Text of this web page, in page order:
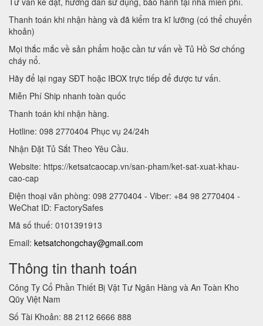
Thanh toán khi nhận hàng và đã kiểm tra kĩ lưỡng (có thể chuyển
khoản)
Mọi thắc mắc về sản phẩm hoặc cần tư vấn về Tủ Hồ Sơ chống
cháy nổ.
Hãy để lại ngay SĐT hoặc IBOX trực tiếp để được tư vấn.
Miễn Phí Ship nhanh toàn quốc
Thanh toán khi nhận hàng.
Hotline: 098 2770404 Phục vụ 24/24h
Nhận Đặt Tủ Sắt Theo Yêu Cầu.
Website: https://ketsatcaocap.vn/san-pham/ket-sat-xuat-khau-
cao-cap
Điện thoại văn phòng: 098 2770404 - Viber: +84 98 2770404 -
WeChat ID: FactorySafes
Mã số thuế: 0101391913
Email: ketsatchongchay@gmail.com
Thông tin thanh toán
Công Ty Cổ Phần Thiết Bị Vật Tư Ngân Hàng và An Toàn Kho
Qũy Việt Nam
Số Tài Khoản: 88 2112 6666 888